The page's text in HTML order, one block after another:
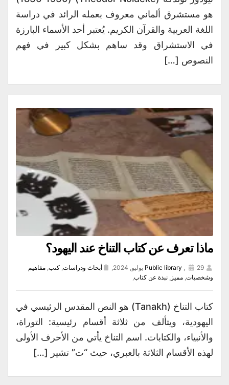
هو مستشرق ألماني معروف بعمله الرائد في دراسة
اللغة العربية والقرآن الكريم. يُعتبر أحد الأسماء البارزة
في الاستشراق وقد ساهم بشكل كبير في فهم
النصوص […]
ماذا تعرف عن كتاب التناخ عند اليهود؟
Public library , 29 يوليو, 2024, أبحاث ودراسات, كتب, مفاهيم
وشخصيات, مميز , نبذة عن كتاب,
كتاب التناخ (Tanakh) هو النص المقدس الرئيسي في
اليهودية، ويتألف من ثلاثة أقسام رئيسية: التوراة،
والأنبياء، والكتابات. اسم التناخ يأتي من الأحرف الأولى
لهذه الأقسام الثلاثة بالعبري، حيث “ت” تشير […]